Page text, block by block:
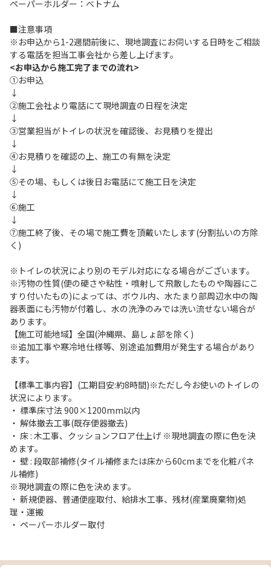
ペーパーホルダー：ベトナム
■注意事項
※お申込から1-2週間前後に、現地調査にお伺いする日時をご相談
する電話を担当工事会社から差し上げます。
<お申込から施工完了までの流れ>
①お申込
↓
②施工会社より電話にて現地調査の日程を決定
↓
③営業担当がトイレの状況を確認後、お見積りを提出
↓
④お見積りを確認の上、施工の有無を決定
↓
⑤その場、もしくは後日お電話にて施工日を決定
↓
⑥施工
↓
⑦施工終了後、その場で施工費を頂戴いたします(分割払いの方除
く)
※トイレの状況により別のモデル対応になる場合がございます。
※汚物の性質(便の硬さや粘性・噴射して飛散したものや陶器にこ
すり付いたもの)によっては、ボウル内、水たまり部周辺水中の陶
器表面にも汚物が付着し、水の洗浄のみでは洗い流せない場合が
あります。
【施工可能地域】全国(沖縄県、島しょ部を除く)
※追加工事や寒冷地仕様等、別途追加費用が発生する場合があり
ます。
【標準工事内容】(工期目安:約8時間)※ただし今お使いのトイレの
状況によります。
・ 標準床寸法 900×1200mm以内
・ 解体撤去工事(既存便器撤去)
・ 床 : 木工事、クッションフロア仕上げ ※現地調査の際に色を決
めます。
・ 壁 : 段取部補修(タイル補修または床から60cmまでを化粧パネ
ル補修)
※現地調査の際に色を決めます。
・ 新規便器、普通便座取付、給排水工事、残材(産業廃棄物)処
理・運搬
・ ペーパーホルダー取付